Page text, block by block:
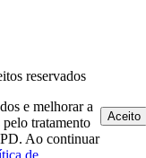
reservados
e melhorar a
tratamento
Ao continuar
de
Aceito